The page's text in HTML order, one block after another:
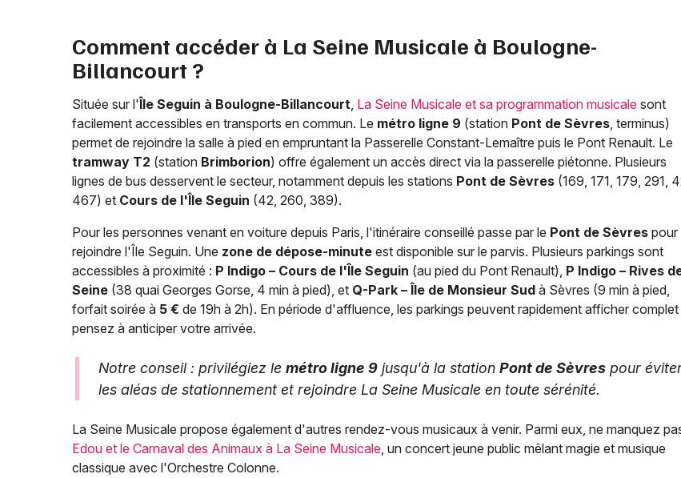
Comment accéder à La Seine Musicale à Boulogne-
Billancourt ?
Située sur l'Île Seguin à Boulogne-Billancourt, La Seine Musicale et sa programmation musicale sont
facilement accessibles en transports en commun. Le métro ligne 9 (station Pont de Sèvres, terminus)
permet de rejoindre la salle à pied en empruntant la Passerelle Constant-Lemaître puis le Pont Renault. Le
tramway T2 (station Brimborion) offre également un accès direct via la passerelle piétonne. Plusieurs
lignes de bus desservent le secteur, notamment depuis les stations Pont de Sèvres (169, 171, 179, 291,
467) et Cours de l'Île Seguin (42, 260, 389).
Pour les personnes venant en voiture depuis Paris, l'itinéraire conseillé passe par le Pont de Sèvres pour
rejoindre l'Île Seguin. Une zone de dépose-minute est disponible sur le parvis. Plusieurs parkings sont
accessibles à proximité : P Indigo – Cours de l'Île Seguin (au pied du Pont Renault), P Indigo – Rives
Seine (38 quai Georges Gorse, 4 min à pied), et Q-Park – Île de Monsieur Sud à Sèvres (9 min à pied,
forfait soirée à 5 € de 19h à 2h). En période d'affluence, les parkings peuvent rapidement afficher complet
pensez à anticiper votre arrivée.
Notre conseil : privilégiez le métro ligne 9 jusqu'à la station Pont de Sèvres pour
les aléas de stationnement et rejoindre La Seine Musicale en toute sérénité.
La Seine Musicale propose également d'autres rendez-vous musicaux à venir. Parmi eux, ne manquez
Edou et le Carnaval des Animaux à La Seine Musicale, un concert jeune public mêlant magie et musique
classique avec l'Orchestre Colonne.